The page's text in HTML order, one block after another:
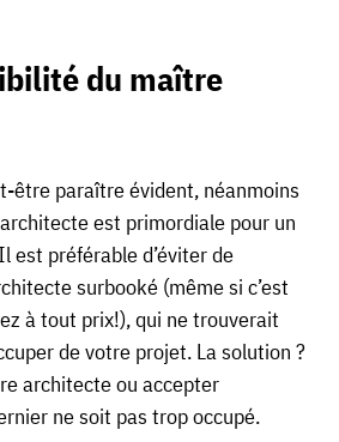
du maître
être paraître évident, néanmoins
est primordiale pour un
est préférable d’éviter de
surbooké (même si c’est
à tout prix!), qui ne trouverait
de votre projet. La solution ?
architecte ou accepter
ne soit pas trop occupé.